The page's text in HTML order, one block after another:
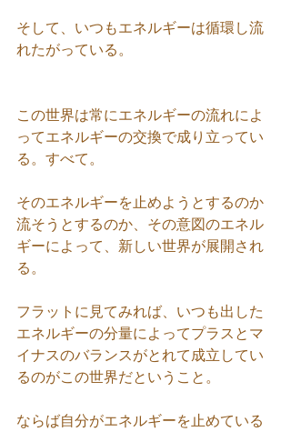
そして、いつもエネルギーは循環し流
れたがっている。
この世界は常にエネルギーの流れによ
ってエネルギーの交換で成り立ってい
る。すべて。
そのエネルギーを止めようとするのか
流そうとするのか、その意図のエネル
ギーによって、新しい世界が展開され
る。
フラットに見てみれば、いつも出した
エネルギーの分量によってプラスとマ
イナスのバランスがとれて成立してい
るのがこの世界だということ。
ならば自分がエネルギーを止めている